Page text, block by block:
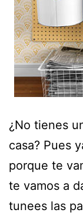
¿No tienes
casa? Pues
porque te
te vamos a
tunees las